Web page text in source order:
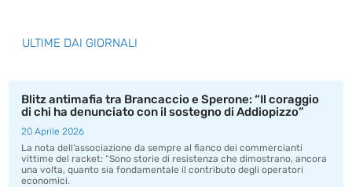
ULTIME DAI GIORNALI
Blitz antimafia tra Brancaccio e Sperone: “Il coraggio
di chi ha denunciato con il sostegno di Addiopizzo”
20 Aprile 2026
La nota dell’associazione da sempre al fianco dei commercianti
vittime del racket: “Sono storie di resistenza che dimostrano, ancora
una volta, quanto sia fondamentale il contributo degli operatori
economici.